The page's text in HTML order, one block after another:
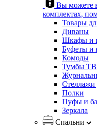
Вы можете
комплектах,
Товары
Диваны
Шкафы и
Буфеты и
Комоды
Тумбы ТВ
Стеллажи
Полки
Пуфы и
Зеркала
Спальни